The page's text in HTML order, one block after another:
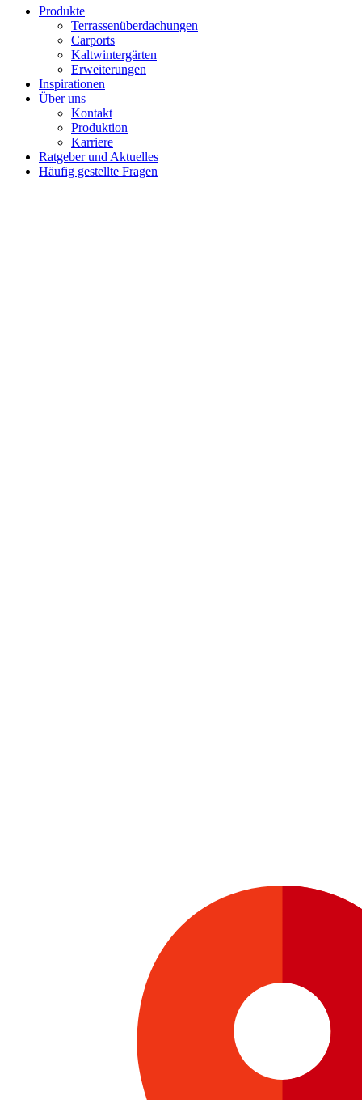
Produkte
Terrassenüberdachungen
Carports
Kaltwintergärten
Erweiterungen
Inspirationen
Über uns
Kontakt
Produktion
Karriere
Ratgeber und Aktuelles
Häufig gestellte Fragen